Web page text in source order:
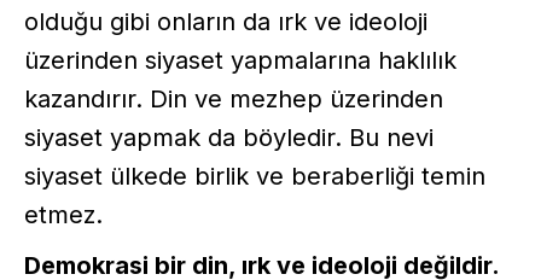
olduğu gibi onların da ırk ve ideoloji
üzerinden siyaset yapmalarına haklılık
kazandırır. Din ve mezhep üzerinden
siyaset yapmak da böyledir. Bu nevi
siyaset ülkede birlik ve beraberliği temin
etmez.
Demokrasi bir din, ırk ve ideoloji değildir.